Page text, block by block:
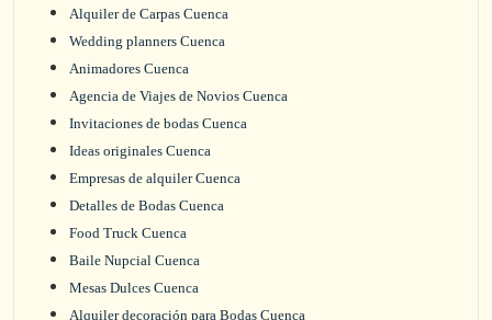
Alquiler de Carpas Cuenca
Wedding planners Cuenca
Animadores Cuenca
Agencia de Viajes de Novios Cuenca
Invitaciones de bodas Cuenca
Ideas originales Cuenca
Empresas de alquiler Cuenca
Detalles de Bodas Cuenca
Food Truck Cuenca
Baile Nupcial Cuenca
Mesas Dulces Cuenca
Alquiler decoración para Bodas Cuenca